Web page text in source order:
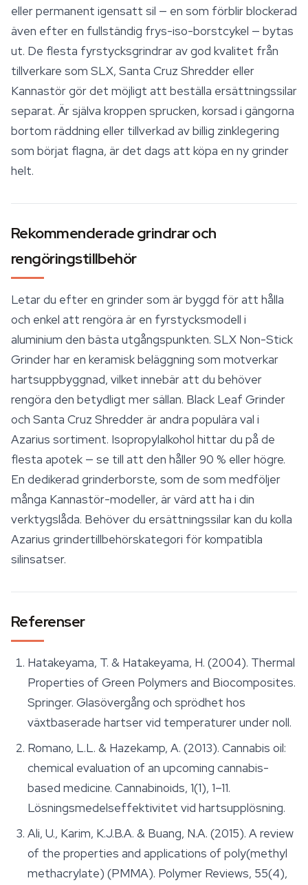
eller permanent igensatt sil — en som förblir blockerad
även efter en fullständig frys-iso-borstcykel — bytas
ut. De flesta fyrstycksgrindrar av god kvalitet från
tillverkare som SLX, Santa Cruz Shredder eller
Kannastör gör det möjligt att beställa ersättningssilar
separat. Är själva kroppen sprucken, korsad i gängorna
bortom räddning eller tillverkad av billig zinklegering
som börjat flagna, är det dags att köpa en ny grinder
helt.
Rekommenderade grindrar och
rengöringstillbehör
Letar du efter en grinder som är byggd för att hålla
och enkel att rengöra är en fyrstycksmodell i
aluminium den bästa utgångspunkten. SLX Non-Stick
Grinder har en keramisk beläggning som motverkar
hartsuppbyggnad, vilket innebär att du behöver
rengöra den betydligt mer sällan. Black Leaf Grinder
och Santa Cruz Shredder är andra populära val i
Azarius sortiment. Isopropylalkohol hittar du på de
flesta apotek — se till att den håller 90 % eller högre.
En dedikerad grinderborste, som de som medföljer
många Kannastör-modeller, är värd att ha i din
verktygslåda. Behöver du ersättningssilar kan du kolla
Azarius grindertillbehörskategori för kompatibla
silinsatser.
Referenser
Hatakeyama, T. & Hatakeyama, H. (2004). Thermal
Properties of Green Polymers and Biocomposites.
Springer. Glasövergång och sprödhet hos
växtbaserade hartser vid temperaturer under noll.
Romano, L.L. & Hazekamp, A. (2013). Cannabis oil:
chemical evaluation of an upcoming cannabis-
based medicine. Cannabinoids, 1(1), 1–11.
Lösningsmedelseffektivitet vid hartsupplösning.
Ali, U., Karim, K.J.B.A. & Buang, N.A. (2015). A review
of the properties and applications of poly(methyl
methacrylate) (PMMA). Polymer Reviews, 55(4),